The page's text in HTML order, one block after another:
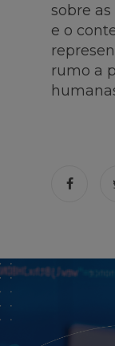
sobre as
e o
rumo a